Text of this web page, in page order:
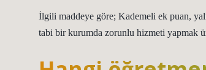
İlgili maddeye göre; Kademeli ek puan,
tabi bir kurumda zorunlu hizmeti yapmak